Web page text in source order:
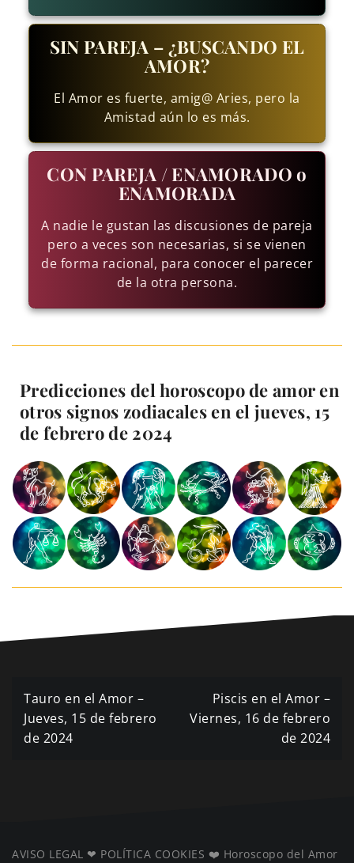
SIN PAREJA – ¿BUSCANDO EL
AMOR?
El Amor es fuerte, amig@ Aries, pero la
Amistad aún lo es más.
CON PAREJA / ENAMORADO o
ENAMORADA
A nadie le gustan las discusiones de pareja
pero a veces son necesarias, si se vienen
de forma racional, para conocer el parecer
de la otra persona.
Predicciones del horoscopo de amor en
otros signos zodiacales en el jueves, 15
de febrero de 2024
Navegación
de
Tauro en el Amor –
Jueves, 15 de febrero
de 2024
Piscis en el Amor –
Viernes, 16 de febrero
de 2024
AVISO LEGAL ❤ ️ POLÍTICA COOKIES ❤️ Horoscopo del Amor